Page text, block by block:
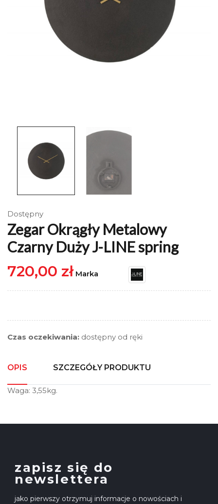
Dostępny
Zegar Okrągły Metalowy
Czarny Duży J-LINE spring
720,00 zł Marka
Czas oczekiwania: dostępny od ręki
OPIS SZCZEGÓŁY PRODUKTU
Waga: 3,55kg.
zapisz się do
newslettera
jako pierwszy otrzymuj informacje o nowościach i